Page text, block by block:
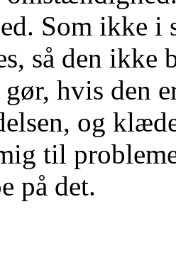
Som ikke i
så den ikke
hvis den
og
til
på det.